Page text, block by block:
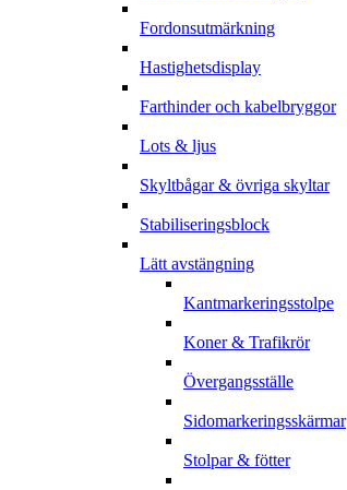
Fordonsutmärkning
Hastighetsdisplay
Farthinder och kabelbryggor
Lots & ljus
Skyltbågar & övriga skyltar
Stabiliseringsblock
Lätt avstängning
Kantmarkeringsstolpe
Koner & Trafikrör
Övergangsställe
Sidomarkeringsskärmar
Stolpar & fötter